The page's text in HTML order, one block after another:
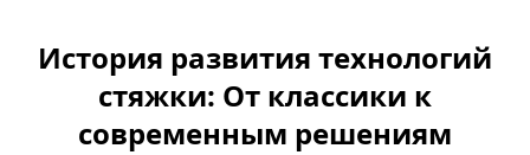
История развития технологий
стяжки: От классики к
современным решениям